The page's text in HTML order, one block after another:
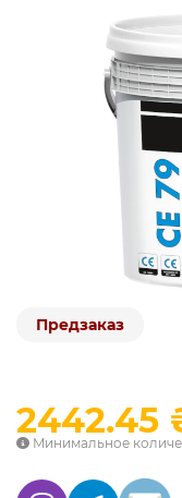
Предзаказ
2442.45
Минимальное